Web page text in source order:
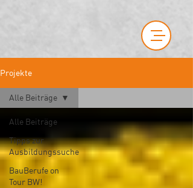
Projekte
Alle Beiträge
Tipps zur
Ausbildungssuche
BauBerufe on
Tour BW!
Alle Beiträge